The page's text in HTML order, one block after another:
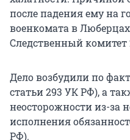
после падения ему на
военкомата в
Следственный комитет
Дело возбудили по
статьи 293 УК РФ), а
неосторожности из-за
исполнения
РФ).